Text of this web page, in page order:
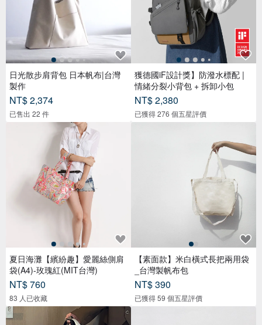
日光散步肩背包 日本帆布|台灣
製作
NT$ 2,374
已售出 22 件
夏日海灘【繽紛趣】愛麗絲側肩
袋(A4)-玫瑰紅(MIT台灣)
NT$ 760
83 人已收藏
獲德國iF設計獎】防潑水標配 |
情緒分裂小背包 + 拆卸小包
NT$ 2,380
已獲得 276 個五星評價
【素面款】米白橫式長把兩用袋
_台灣製帆布包
NT$ 390
已獲得 59 個五星評價